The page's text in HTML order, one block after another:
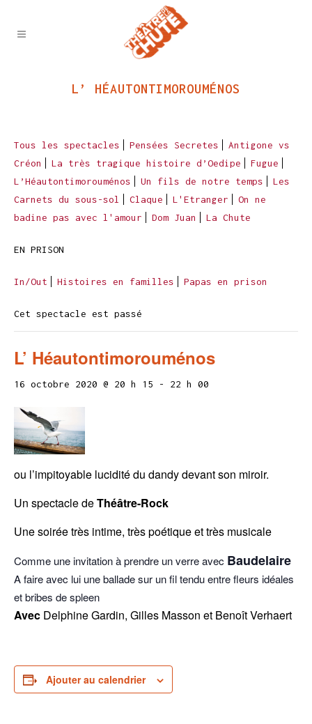
L’ HÉAUTONTIMOROUMÉNOS
Tous les spectacles Pensées Secretes
Antigone vs
Créon
La très tragique histoire d’Oedipe
Fugue
L’Héautontimorouménos
Un fils de notre temps
Les
Carnets du sous-sol
Claque L'Etranger
On ne
badine pas avec l'amour
Dom Juan La Chute
EN PRISON
In/Out Histoires en familles Papas en prison
Cet spectacle est passé
L’ Héautontimorouménos
16 octobre 2020 @ 20 h 15 - 22 h 00
ou l’impitoyable lucidité du dandy devant son miroir.
Un spectacle deThéâtre-Rock
Une soirée très intime, très poétique et très musicale
Comme une invitation à prendre un verre avec Baudelaire
A faire avec lui une ballade sur un fil tendu entre fleurs idéales
et bribes de spleen
Avec Delphine Gardin, Gilles Masson et Benoît Verhaert
Ajouter au calendrier